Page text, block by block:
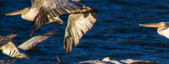
Διαλέξτε τον προορισμό σας
από τον χάρτη, την αναζήτηση
ή αλφαβητικά